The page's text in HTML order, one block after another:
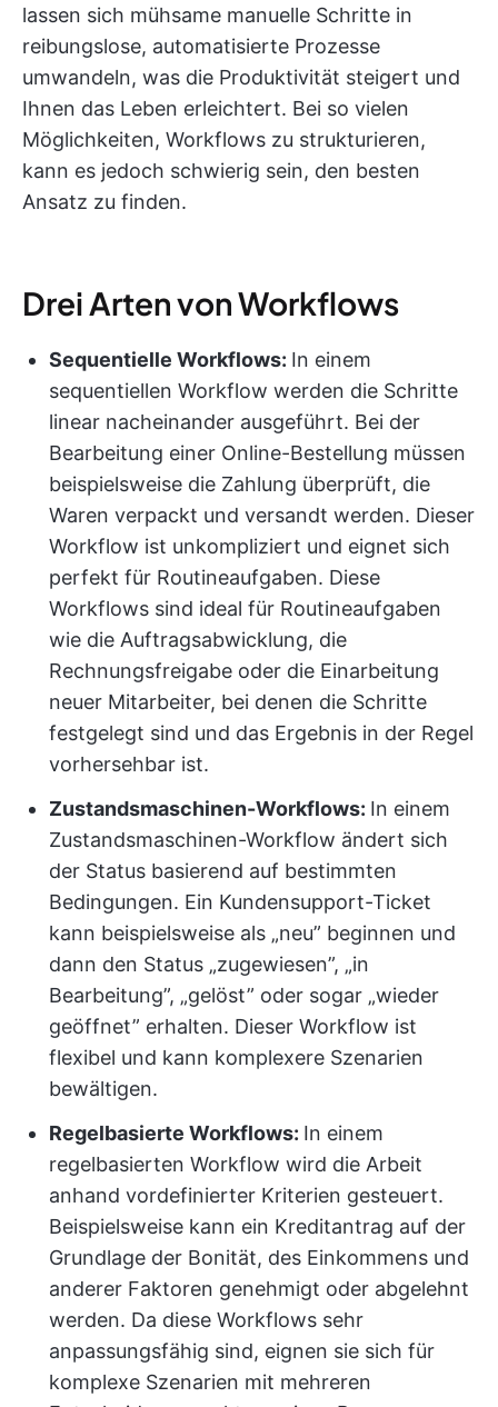
lassen sich mühsame manuelle Schritte in
reibungslose, automatisierte Prozesse
umwandeln, was die Produktivität steigert und
Ihnen das Leben erleichtert. Bei so vielen
Möglichkeiten, Workflows zu strukturieren,
kann es jedoch schwierig sein, den besten
Ansatz zu finden.
Drei Arten von Workflows
Sequentielle Workflows: In einem
sequentiellen Workflow werden die Schritte
linear nacheinander ausgeführt. Bei der
Bearbeitung einer Online-Bestellung müssen
beispielsweise die Zahlung überprüft, die
Waren verpackt und versandt werden. Dieser
Workflow ist unkompliziert und eignet sich
perfekt für Routineaufgaben. Diese
Workflows sind ideal für Routineaufgaben
wie die Auftragsabwicklung, die
Rechnungsfreigabe oder die Einarbeitung
neuer Mitarbeiter, bei denen die Schritte
festgelegt sind und das Ergebnis in der Regel
vorhersehbar ist.
Zustandsmaschinen-Workflows: In einem
Zustandsmaschinen-Workflow ändert sich
der Status basierend auf bestimmten
Bedingungen. Ein Kundensupport-Ticket
kann beispielsweise als „neu” beginnen und
dann den Status „zugewiesen”, „in
Bearbeitung”, „gelöst” oder sogar „wieder
geöffnet” erhalten. Dieser Workflow ist
flexibel und kann komplexere Szenarien
bewältigen.
Regelbasierte Workflows: In einem
regelbasierten Workflow wird die Arbeit
anhand vordefinierter Kriterien gesteuert.
Beispielsweise kann ein Kreditantrag auf der
Grundlage der Bonität, des Einkommens und
anderer Faktoren genehmigt oder abgelehnt
werden. Da diese Workflows sehr
anpassungsfähig sind, eignen sie sich für
komplexe Szenarien mit mehreren